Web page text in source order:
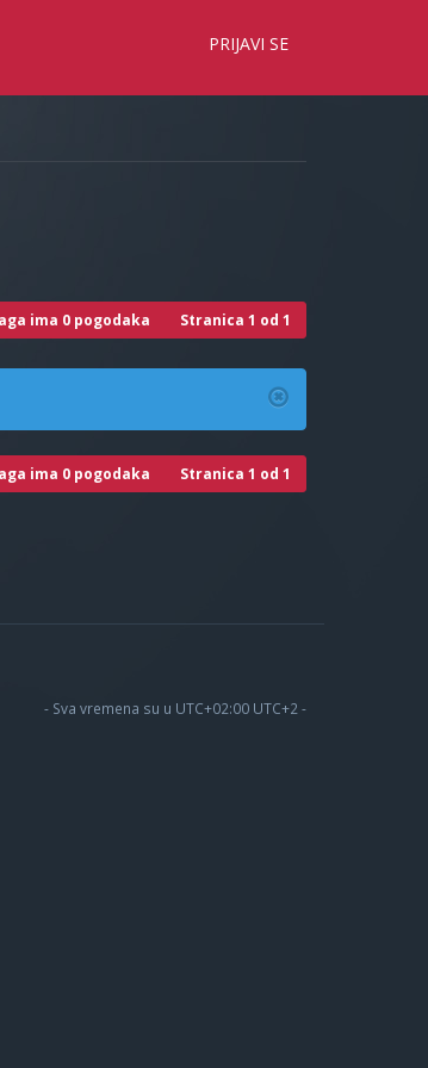
PRIJAVI SE
ima 0 pogodaka Stranica 1 od 1
ima 0 pogodaka Stranica 1 od 1
- Sva vremena su u UTC+02:00 UTC+2 -